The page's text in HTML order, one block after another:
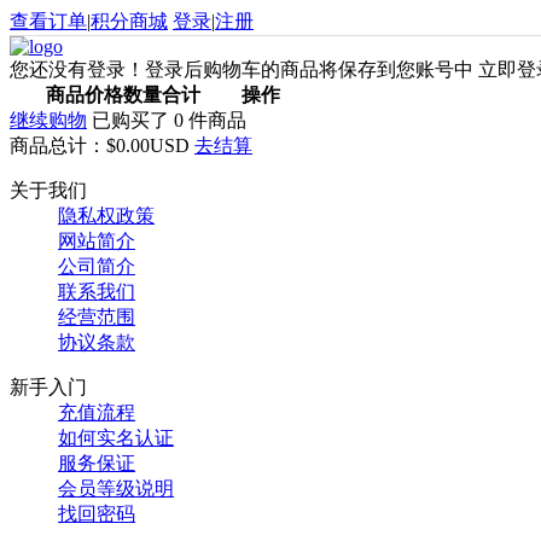
查看订单|积分商城 登录|注册
您还没有登录！登录后购物车的商品将保存到您账号中 立即登
商品价格数量合计
操作
继续购物 已购买了 0 件商品
商品总计： $0.00USD 去结算
关于我们
隐私权政策
网站简介
公司简介
联系我们
经营范围
协议条款
新手入门
充值流程
如何实名认证
服务保证
会员等级说明
找回密码